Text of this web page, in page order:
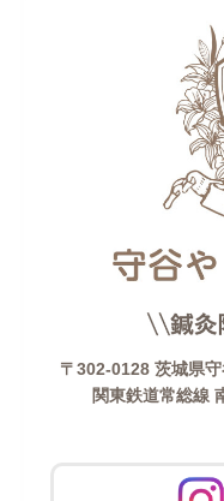
〒302-0128 茨城県
関東鉄道常総線